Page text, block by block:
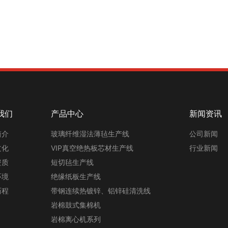
们
化
产品中心
玻璃纤维湿法薄毡生产线
VIP真空绝热板芯材生产线
短切毡生产线
绝缘纸板生产线
带钢连续热镀锌、铝锌硅清洗线
岩棉鼓式集棉机
岩棉离心机系列
新闻资讯
公司新闻
行业新闻